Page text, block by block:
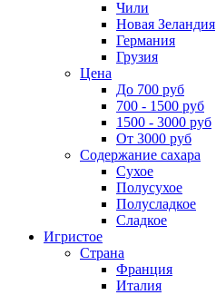
Чили
Новая Зеландия
Германия
Грузия
Цена
До 700 руб
700 - 1500 руб
1500 - 3000 руб
От 3000 руб
Содержание сахара
Сухое
Полусухое
Полусладкое
Сладкое
Игристое
Страна
Франция
Италия